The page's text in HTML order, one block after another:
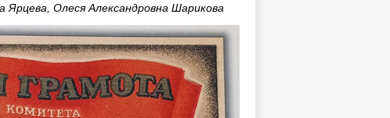
Олеся Александровна Шарикова